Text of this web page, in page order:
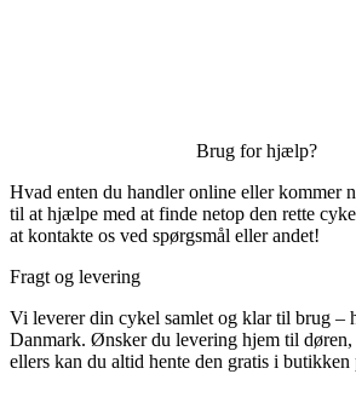
Brug for hjælp?
Hvad enten du handler online eller kommer
til at hjælpe med at finde netop den rette
at kontakte os ved spørgsmål eller andet!
Fragt og levering
Vi leverer din cykel samlet og klar til brug –
Danmark. Ønsker du levering hjem til døren,
ellers kan du altid hente den gratis i butikken